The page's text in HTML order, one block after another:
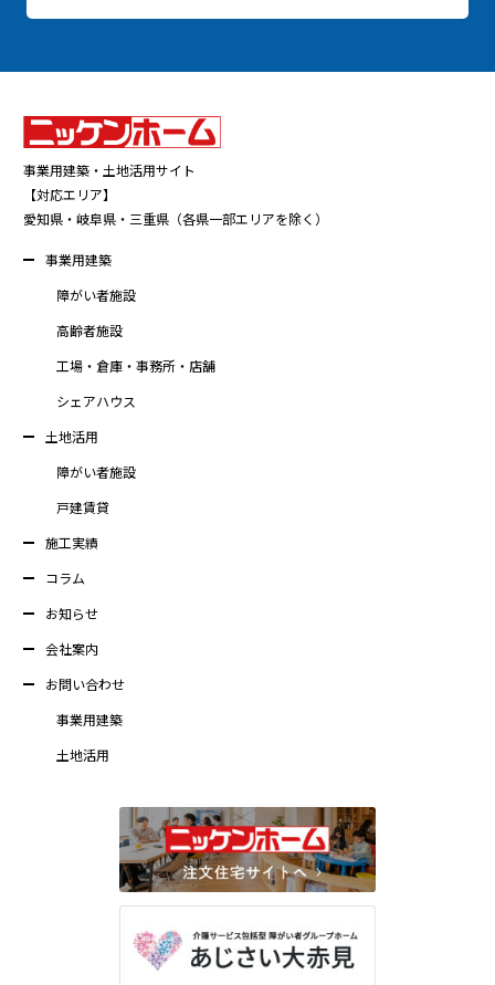
事業用建築・土地活用サイト
【対応エリア】
愛知県・岐阜県・三重県（各県一部エリアを除く）
事業用建築
障がい者施設
高齢者施設
工場・倉庫・事務所・店舗
シェアハウス
土地活用
障がい者施設
戸建賃貸
施工実績
コラム
お知らせ
会社案内
お問い合わせ
事業用建築
土地活用